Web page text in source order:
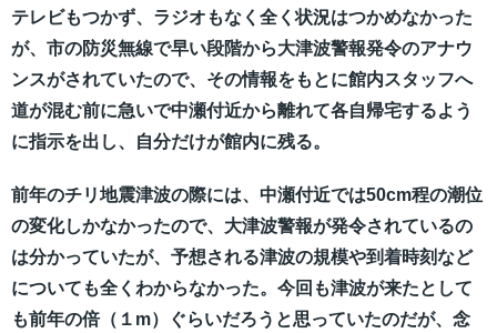
テレビもつかず、ラジオもなく全く状況はつかめなかった
が、市の防災無線で早い段階から大津波警報発令のアナウ
ンスがされていたので、その情報をもとに館内スタッフへ
道が混む前に急いで中瀬付近から離れて各自帰宅するよう
に指示を出し、自分だけが館内に残る。
前年のチリ地震津波の際には、中瀬付近では50cm程の潮位
の変化しかなかったので、大津波警報が発令されているの
は分かっていたが、予想される津波の規模や到着時刻など
についても全くわからなかった。今回も津波が来たとして
も前年の倍（１m）ぐらいだろうと思っていたのだが、念